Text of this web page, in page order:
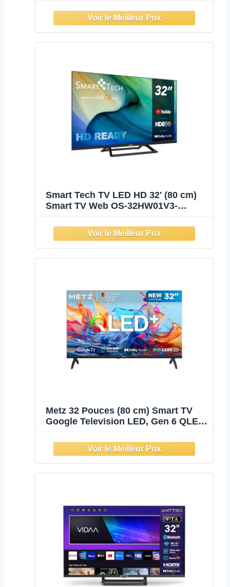
Chromecast et Miracast intégrés,
Assistant Google, Wi-FI, DVB-
T2/C/S2, Mode hôtel – Modèle
S32HWKA1
Smart Tech TV LED HD 32' (80 cm)
Smart TV Web OS-32HW01V3-
3xHDMI - 2xUSB -Dolby Audio
Metz 32 Pouces (80 cm) Smart TV
Google Television LED, Gen 6 QLED
EyeCare Tuner DVB-T/T2/C/S/S2 CI+,
1.5GB RAM Amélioration
(32MQH7000Z, 2026 Nouveau
Modèle)